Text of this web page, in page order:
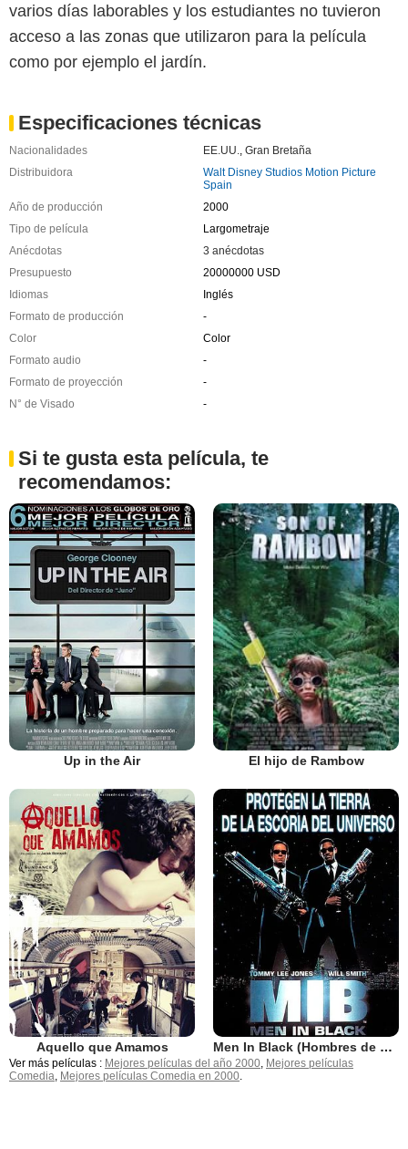
varios días laborables y los estudiantes no tuvieron
acceso a las zonas que utilizaron para la película
como por ejemplo el jardín.
Especificaciones técnicas
Nacionalidades EE.UU.
Gran Bretaña
Distribuidora
Walt Disney Studios Motion Picture
Spain
Año de producción
2000
Tipo de película
Largometraje
Anécdotas
3 anécdotas
Presupuesto
20000000 USD
Idiomas
Inglés
Formato de producción
-
Color
Color
Formato audio
-
Formato de proyección
-
N° de Visado
-
Si te gusta esta película, te
recomendamos:
Up in the Air El hijo de Rambow
Aquello que Amamos Men In Black (Hombres de negro)
Ver más películas : Mejores películas del año 2000, Mejores películas
Comedia, Mejores películas Comedia en 2000.